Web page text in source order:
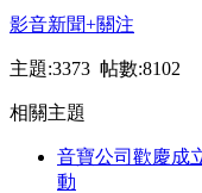
影音新聞+關注
主題:3373 帖數:8102
相關主題
音寶公司歡慶成
動